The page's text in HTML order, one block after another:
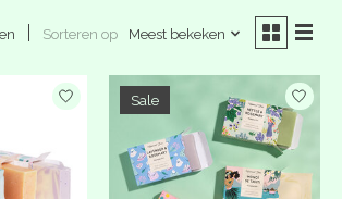
Sorteren op Meest bekeken
Sale